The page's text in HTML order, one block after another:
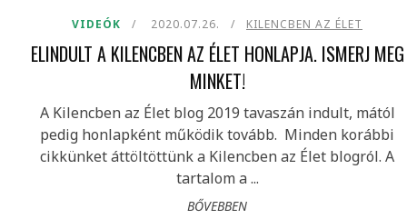
VIDEÓK 2020.07.26. KILENCBEN AZ ÉLET
ELINDULT A KILENCBEN AZ ÉLET HONLAPJA. ISMERJ MEG
MINKET!
A Kilencben az Élet blog 2019 tavaszán indult, mától
pedig honlapként működik tovább. Minden korábbi
cikkünket áttöltöttünk a Kilencben az Élet blogról. A
tartalom a ...
BŐVEBBEN